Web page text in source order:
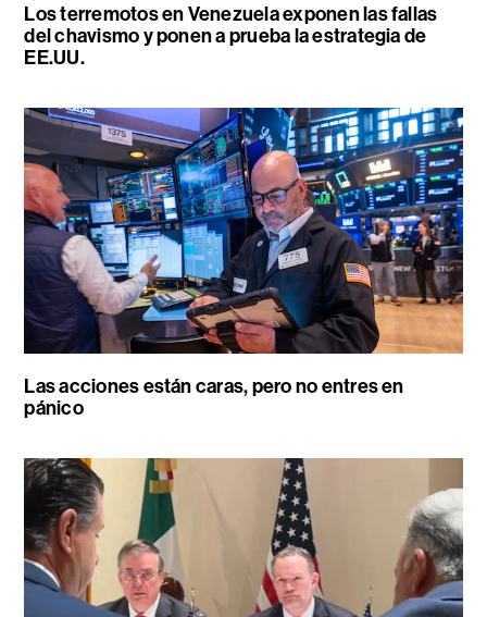
Los terremotos en Venezuela exponen las fallas
del chavismo y ponen a prueba la estrategia de
EE.UU.
Las acciones están caras, pero no entres en
pánico